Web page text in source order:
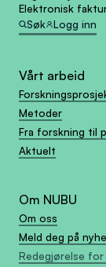
Elektronisk
Søk
Logg inn
Vårt arbeid
Metoder
Fra forskning til
Aktuelt
Om NUBU
Om oss
Meld deg på
Redegjørelse